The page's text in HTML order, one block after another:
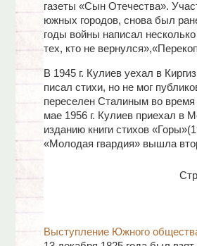
газеты «Сын Отечества».
южных городов, снова был
годы войны написал
тех, кто не
В 1945 г. Кулиев уехал в
писал стихи, но не мог
переселен Сталиным во
мае 1956 г. Кулиев приехал в
изданию книги стихов
«Молодая гвардия» вышла
Выступление Южного